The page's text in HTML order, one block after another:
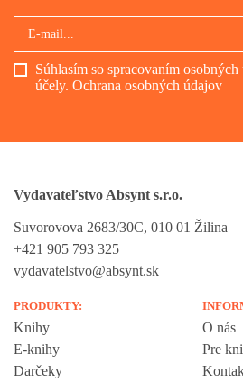
Súhlasím so spracovaním
účely. Ochrana osobných údajov
Vydavateľstvo Absynt s.r.o.
Suvorovova 2683/30C, 010 01 Žilina
+421 905 793 325
vydavatelstvo@absynt.sk
PRODUKTY:
Knihy
E-knihy
Darčeky
O nás
Pre